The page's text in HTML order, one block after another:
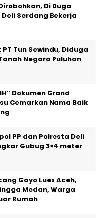
Di Duga
Serdang Bekerja
Tun Sewindu, Diduga
Negara Puluhan
Dokumen Grand
Cemarkan Nama Baik
PP dan Polresta Deli
Gubug 3×4 meter
Gayo Lues Aceh,
Medan, Warga
Rumah